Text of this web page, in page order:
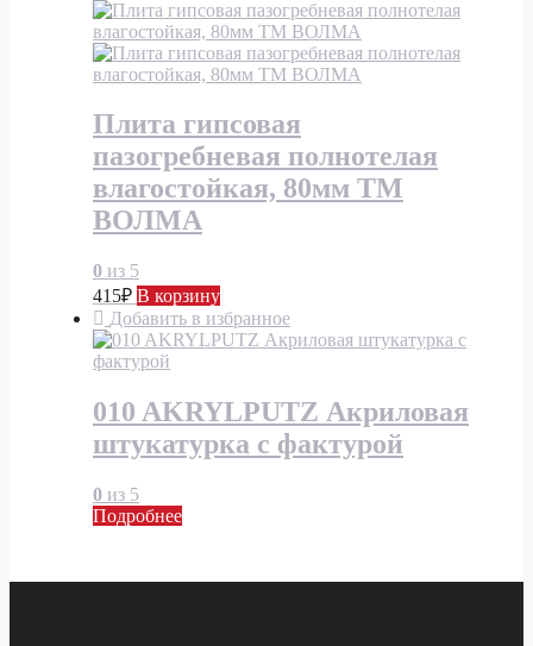
Плита гипсовая
пазогребневая полнотелая
влагостойкая, 80мм ТМ
ВОЛМА
0 из 5
415₽ В корзину
Добавить в избранное
010 AKRYLPUTZ Акриловая
штукатурка с фактурой
0 из 5
Подробнее